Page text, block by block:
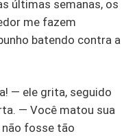
últimas semanas, os
me fazem
batendo contra a
— ele grita, seguido
— Você matou sua
fosse tão